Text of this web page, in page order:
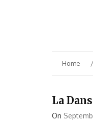
Home
La
On